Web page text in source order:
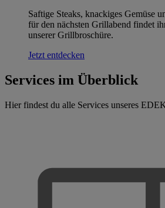
Saftige Steaks, knackiges Gemüse
für den nächsten Grillabend findet
unserer Grillbroschüre.
Jetzt entdecken
Services im Überblick
Hier findest du alle Services unseres